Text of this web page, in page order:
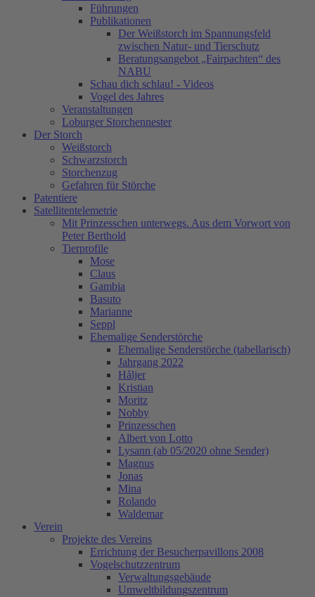
Führungen
Publikationen
Der Weißstorch im Spannungsfeld
zwischen Natur- und Tierschutz
Beratungsangebot „Fairpachten“ des
NABU
Schau dich schlau! - Videos
Vogel des Jahres
Veranstaltungen
Loburger Storchennester
Der Storch
Weißstorch
Schwarzstorch
Storchenzug
Gefahren für Störche
Patentiere
Satellitentelemetrie
Mit Prinzesschen unterwegs. Aus dem Vorwort von
Peter Berthold
Tierprofile
Mose
Claus
Gambia
Basuto
Marianne
Seppl
Ehemalige Senderstörche
Ehemalige Senderstörche (tabellarisch)
Jahrgang 2022
Håljer
Kristian
Moritz
Nobby
Prinzesschen
Albert von Lotto
Lysann (ab 05/2020 ohne Sender)
Magnus
Jonas
Mina
Rolando
Waldemar
Verein
Projekte des Vereins
Errichtung der Besucherpavillons 2008
Vogelschutzzentrum
Verwaltungsgebäude
Umweltbildungszentrum